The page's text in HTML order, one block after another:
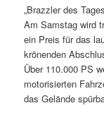
„Brazzler des
Am Samstag wird
ein Preis für das
krönenden
Über 110.000 PS
motorisierten
das Gelände